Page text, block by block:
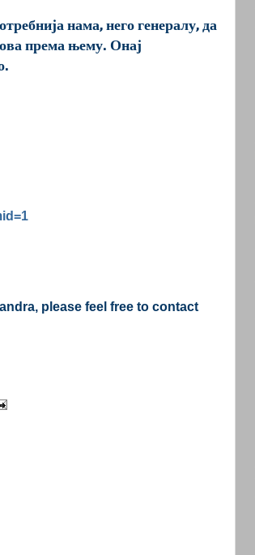
нама, него генералу, да
према њему. Онај
please feel free to contact